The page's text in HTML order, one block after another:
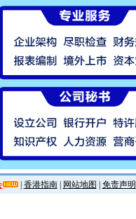
| 香港指南| 网站地图 | 免责声明